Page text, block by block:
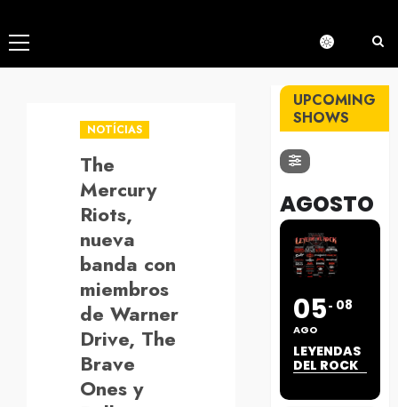
Menú
principal
NOTÍCIAS
The
Mercury
Riots,
nueva
banda con
miembros
de Warner
Drive, The
Brave
Ones y
UPCOMING
SHOWS
AGOSTO
05
AGO
08
LEYENDAS
DEL ROCK